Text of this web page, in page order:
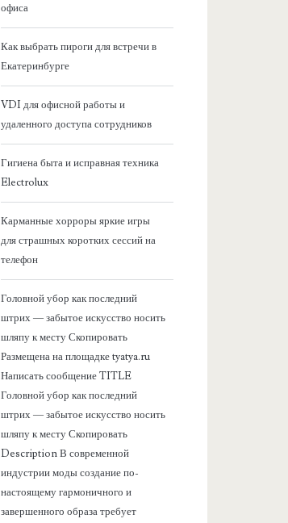
офиса
Как выбрать пироги для встречи в
Екатеринбурге
VDI для офисной работы и
удаленного доступа сотрудников
Гигиена быта и исправная техника
Electrolux
Карманные хорроры яркие игры
для страшных коротких сессий на
телефон
Головной убор как последний
штрих — забытое искусство носить
шляпу к месту Скопировать
Размещена на площадке tyatya.ru
Написать сообщение TITLE
Головной убор как последний
штрих — забытое искусство носить
шляпу к месту Скопировать
Description В современной
индустрии моды создание по-
настоящему гармоничного и
завершенного образа требует